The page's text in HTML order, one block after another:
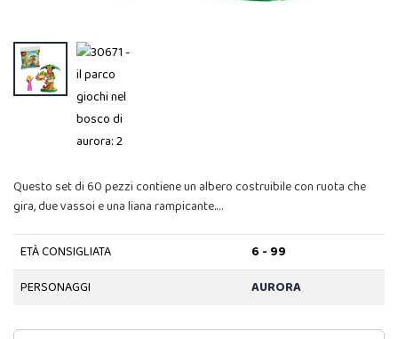
Questo set di 60 pezzi contiene un albero costruibile con ruota che
gira, due vassoi e una liana rampicante.…
ETÀ CONSIGLIATA
6 - 99
PERSONAGGI
AURORA